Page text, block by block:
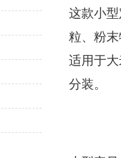
这款小
粒、粉
适用于
分装。